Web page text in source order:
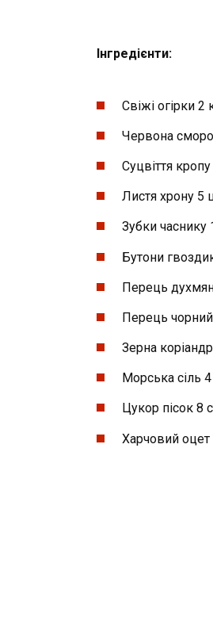
Інгредієнти:
Свіжі огірки 2
Червона
Суцвіття
Листя хрону 5
Зубки часнику
Бутони
Перець
Перець
Зерна
Морська сіль 4
Цукор пісок 8
Харчовий оцет